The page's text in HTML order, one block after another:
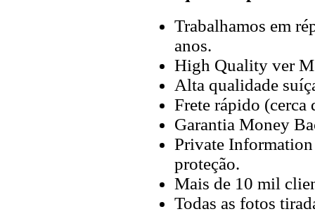
Trabalhamos em
anos.
High Quality ver
Alta qualidade
Frete rápido (cerca
Garantia Money
Private
proteção.
Mais de 10 mil
Todas as fotos